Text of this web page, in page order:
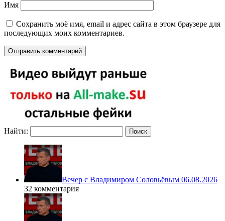
Имя
Сохранить моё имя, email и адрес сайта в этом браузере для
последующих моих комментариев.
Найти:
Вечер с Владимиром Соловьёвым 06.08.2026
32 комментария